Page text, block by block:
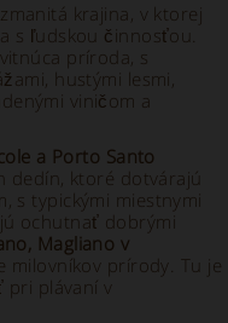
krajina, v ktorej
s ľudskou činnosťou.
príroda, s
hustými lesmi,
viničom a
a Porto Santo
dedín, ktoré dotvárajú
s typickými miestnymi
ochutnať dobrými
Magliano v
milovníkov prírody. Tu je
pri plávaní v